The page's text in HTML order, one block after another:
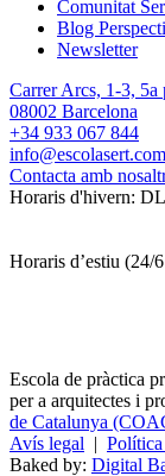
Comunitat
Blog
Newsletter
Carrer Arcs, 1-3, 5a
08002 Barcelona
+34 933 067 844
info@escolasert.com
Contacta amb
Horaris d'hivern:
Horaris d’estiu
Escola de pràctica
per a arquitectes i
de Catalunya
Avís legal |
Baked by: Digital